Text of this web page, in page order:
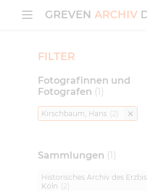
MENÜ ÖFFNEN
GREVEN ARCHIV
FILTER
Fotografinnen und
Fotografen (1)
Kirschbaum, Hans ( 2
Sammlungen (1)
Historisches Archiv des
Köln ( 2